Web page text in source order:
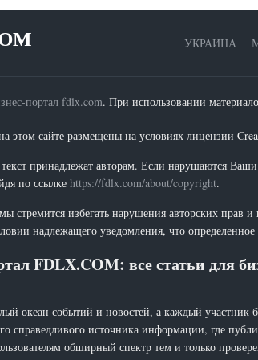
УКРАИНА
портал fdlx.com. При использовании
этом сайте размещены на условиях лицензии
принадлежат авторам. Если нарушаются
по ссылке https://fdlx.com/about/copyright.
стремится избегать нарушения авторских прав
надлежащего уведомления, что
FDLX.COM: все статьи для
океан событий и новостей, а каждый участник
справедливого источника информации, где
обширный спектр тем и только